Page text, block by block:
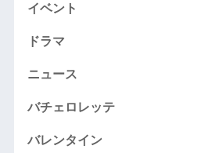
イベント
ドラマ
ニュース
バチェロレッテ
バレンタイン